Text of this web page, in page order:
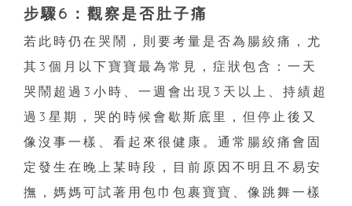
步驟6：觀察是否肚子痛
若此時仍在哭鬧，則要考量是否為腸絞痛，尤
其3個月以下寶寶最為常見，症狀包含：一天
哭鬧超過3小時、一週會出現3天以上、持績超
過3星期，哭的時候會歇斯底里，但停止後又
像沒事一樣、看起來很健康。通常腸絞痛會固
定發生在晚上某時段，目前原因不明且不易安
撫，媽媽可試著用包巾包裹寶寶、像跳舞一樣